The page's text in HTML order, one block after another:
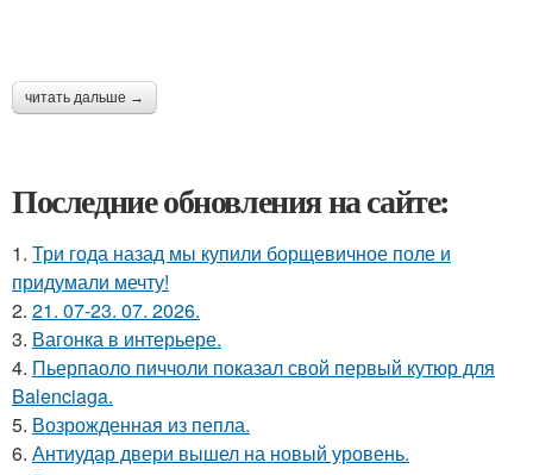
читать дальше →
Последние обновления на сайте:
1. Три года назад мы купили борщевичное поле и
придумали мечту!
2. 21. 07-23. 07. 2026.
3. Вагонка в интерьере.
4. Пьерпаоло пиччоли показал свой первый кутюр для
Balenciaga.
5. Возрожденная из пепла.
6. Антиудар двери вышел на новый уровень.